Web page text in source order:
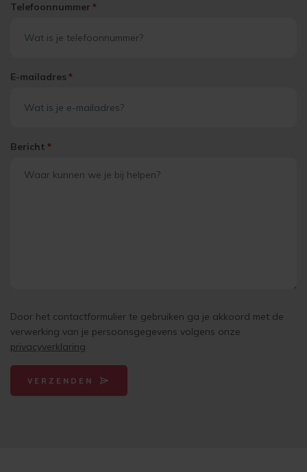
Telefoonnummer *
E-mailadres *
Bericht *
Door het contactformulier te gebruiken ga je akkoord met de
verwerking van je persoonsgegevens volgens onze
privacyverklaring
VERZENDEN